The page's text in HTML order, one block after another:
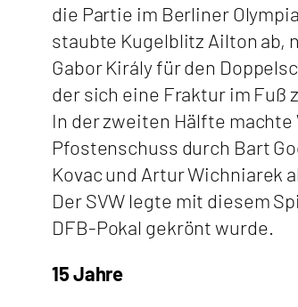
die Partie im Berliner
staubte Kugelblitz Ailton ab,
Gabor Király für den
der sich eine Fraktur im Fuß
In der zweiten Hälfte
Pfostenschuss durch Bart
Kovac und Artur Wichniarek
Der SVW legte mit diesem
DFB-Pokal gekrönt wurde.
15 Jahre